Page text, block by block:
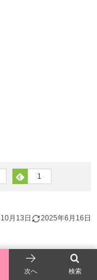
1
月13日 2025年6月16日
検索
次へ